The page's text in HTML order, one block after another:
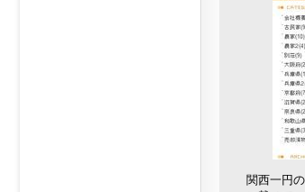
関西一円